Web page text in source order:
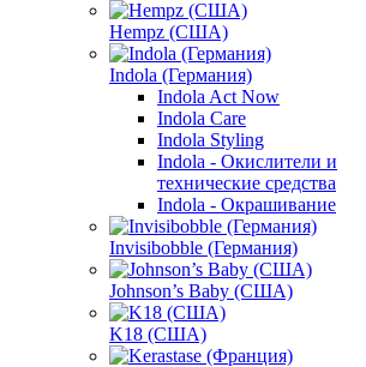
Hempz (США)
Indola (Германия)
Indola Act Now
Indola Care
Indola Styling
Indola - Окислители и
технические средства
Indola - Окрашивание
Invisibobble (Германия)
Johnson’s Baby (США)
K18 (США)